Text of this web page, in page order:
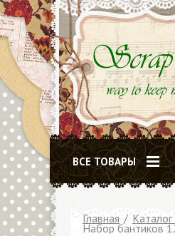
ВСЕ ТОВАРЫ
Главная /
Набор бантиков